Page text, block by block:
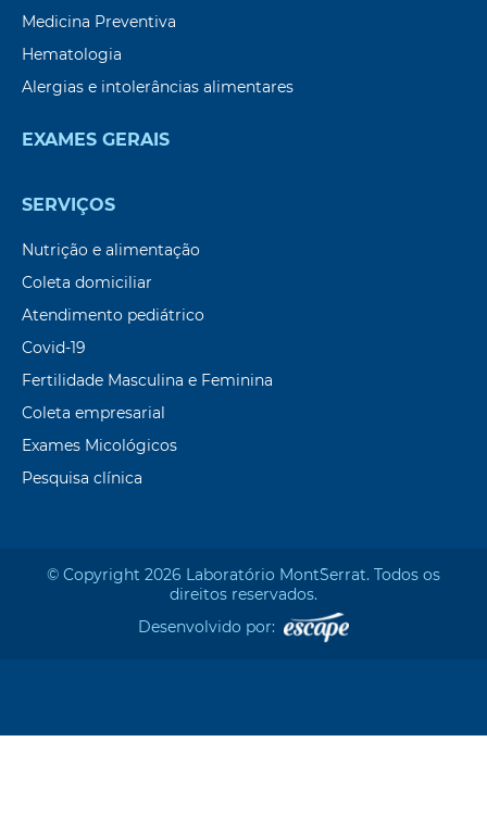
Medicina Preventiva
Hematologia
Alergias e intolerâncias alimentares
EXAMES GERAIS
SERVIÇOS
Nutrição e alimentação
Coleta domiciliar
Atendimento pediátrico
Covid-19
Fertilidade Masculina e Feminina
Coleta empresarial
Exames Micológicos
Pesquisa clínica
© Copyright 2026 Laboratório Mont`Serrat. Todos os
direitos reservados.
Desenvolvido por: